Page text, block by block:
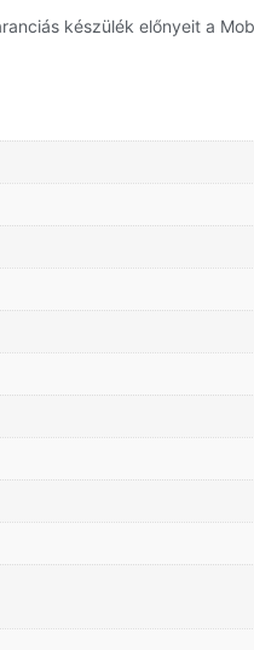
készülék előnyeit a